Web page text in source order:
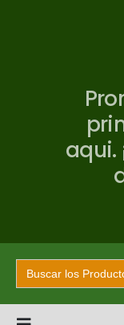
aqui.
Buscar: